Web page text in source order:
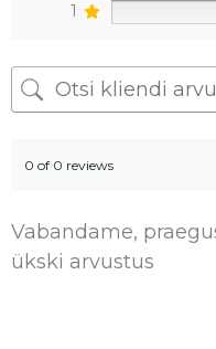
1
0 of 0 reviews
Vabandame,
ükski arvustus